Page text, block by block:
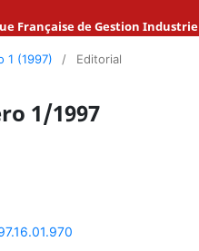
Française de Gestion
1 (1997) / Editorial
1/1997